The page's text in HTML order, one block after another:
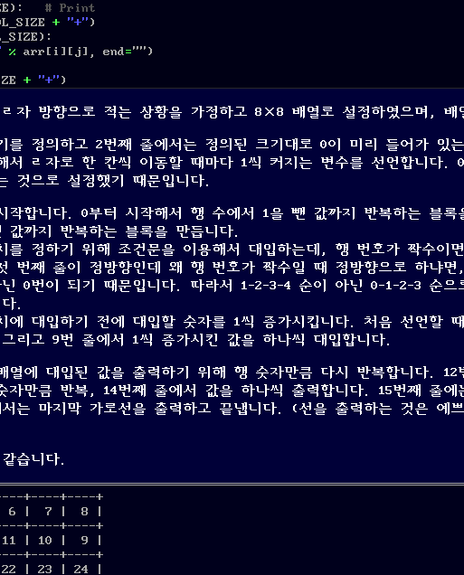
# Print
+ "+")
% arr[i][j], end="")
+ "+")
자 방향으로 적는 상황을 가정하고 8×8 배열로 설정하였으며, 배
를 정의하고 2번째 줄에서는 정의된 크기대로 0이 미리 들어가 있
서 ㄹ자로 한 칸씩 이동할 때마다 1씩 커지는 변수를 선언합니다.
것으로 설정했기 때문입니다.
작합니다. 0부터 시작해서 행 수에서 1을 뺀 값까지 반복하는 블
까지 반복하는 블록을 만듭니다.
를 정하기 위해 조건문을 이용해서 대입하는데, 행 번호가 짝수이
번째 줄이 정방향인데 왜 행 번호가 짝수일 때 정방향으로 하냐면
0번이 되기 때문입니다. 따라서 1-2-3-4 순이 아닌 0-1-2-3 순으
.
에 대입하기 전에 대입할 숫자를 1씩 증가시킵니다. 처음 선언할
리고 9번 줄에서 1씩 증가시킨 값을 하나씩 대입합니다.
열에 대입된 값을 출력하기 위해 행 숫자만큼 다시 반복합니다. 12
자만큼 반복, 14번째 줄에서 값을 하나씩 출력합니다. 15번째 줄에
는 마지막 가로선을 출력하고 끝냅니다. (선을 출력하는 것은 예
습니다.
+----+----+
|  7 |  8 |
+----+----+
| 10 |  9 |
+----+----+
| 23 | 24 |